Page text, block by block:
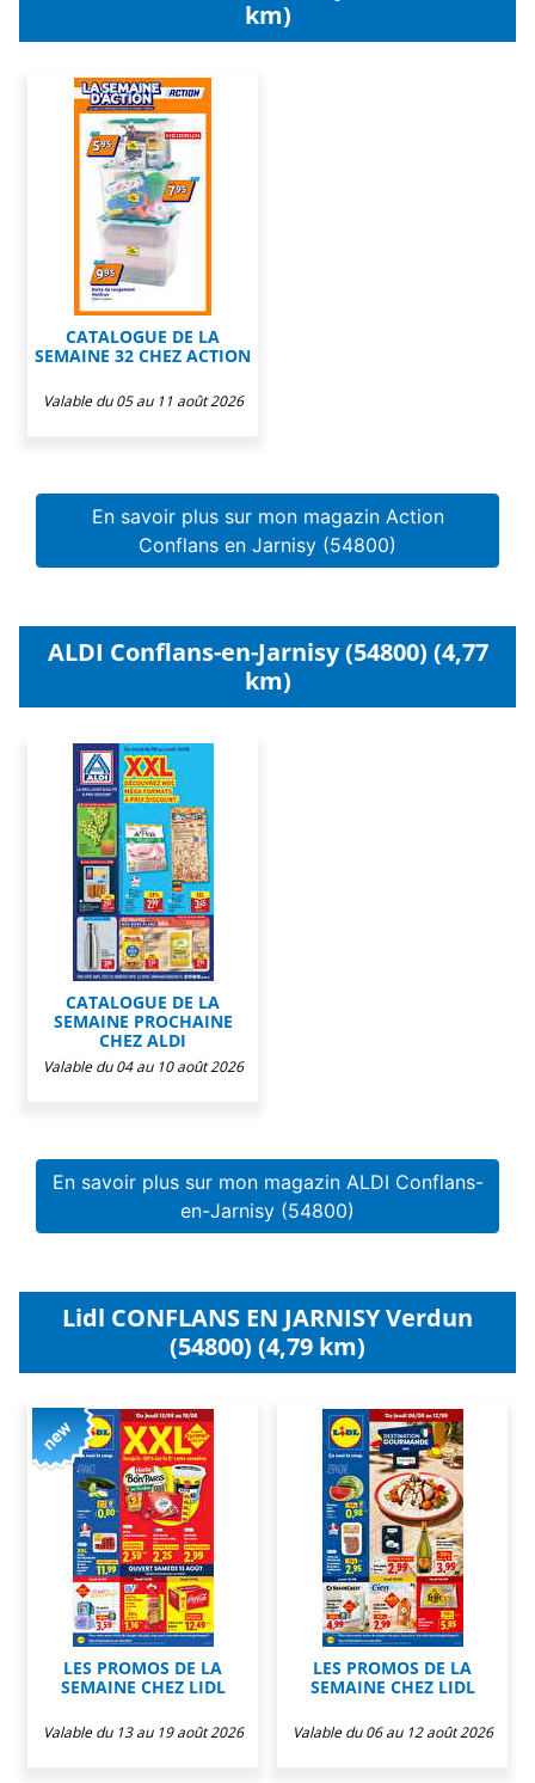
km)
CATALOGUE DE LA
SEMAINE 32 CHEZ ACTION
Valable du 05 au 11 août 2026
En savoir plus sur mon magazin Action
Conflans en Jarnisy (54800)
ALDI Conflans-en-Jarnisy (54800) (4,77
km)
CATALOGUE DE LA
SEMAINE PROCHAINE
CHEZ ALDI
Valable du 04 au 10 août 2026
En savoir plus sur mon magazin ALDI Conflans-
en-Jarnisy (54800)
Lidl CONFLANS EN JARNISY Verdun
(54800) (4,79 km)
LES PROMOS DE LA
SEMAINE CHEZ LIDL
Valable du 13 au 19 août 2026
LES PROMOS DE LA
SEMAINE CHEZ LIDL
Valable du 06 au 12 août 2026